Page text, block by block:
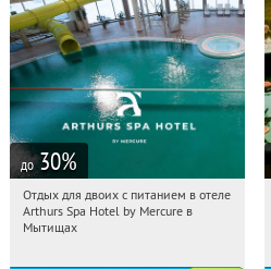
до 30%
20:30:18
Купи первым!
Московская обл., г. Мытищи, д.
Отдых для двоих с питанием в отеле
Arthurs Spa Hotel by Mercure в
Мытищах